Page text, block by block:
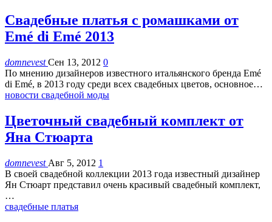
Свадебные платья с ромашками от
Emé di Emé 2013
domnevestСен 13, 2012 0
По мнению дизайнеров известного итальянского бренда Emé
di Emé, в 2013 году среди всех свадебных цветов, основное…
новости свадебной моды
Цветочный свадебный комплект от
Яна Стюарта
domnevest Авг 5, 2012 1
В своей свадебной коллекции 2013 года известный дизайнер
Ян Стюарт представил очень красивый свадебный комплект,
…
свадебные платья